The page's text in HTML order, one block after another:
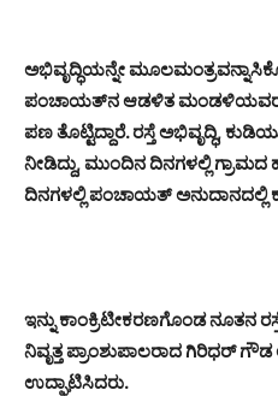
ಅಭಿವೃದ್ಧಿಯನ್ನೇ
ಪಂಚಾಯತ್‌ನ ಆಡಳಿತ ಮಂಡಳಿಯವರು
ಪಣ ತೊಟ್ಟಿದ್ದಾರೆ. ರಸ್ತೆ ಅಭಿವೃದ್ಧಿ,
ನೀಡಿದ್ದು, ಮುಂದಿನ ದಿನಗಳಲ್ಲಿ ಗ್ರಾಮದ
ದಿನಗಳಲ್ಲಿ ಪಂಚಾಯತ್ ಅನುದಾನದಲ್ಲಿ
ಇನ್ನು ಕಾಂಕ್ರಿಟೀಕರಣಗೊಂಡ ನೂತನ
ನಿವೃತ್ತ ಪ್ರಾಂಶುಪಾಲರಾದ ಗಿರಿಧರ್
ಉದ್ಘಾಟಿಸಿದರು.